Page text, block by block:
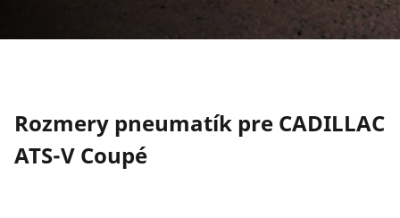
Rozmery pneumatík pre CADILLAC
ATS-V Coupé